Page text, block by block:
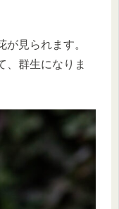
見られます。
、群生になりま